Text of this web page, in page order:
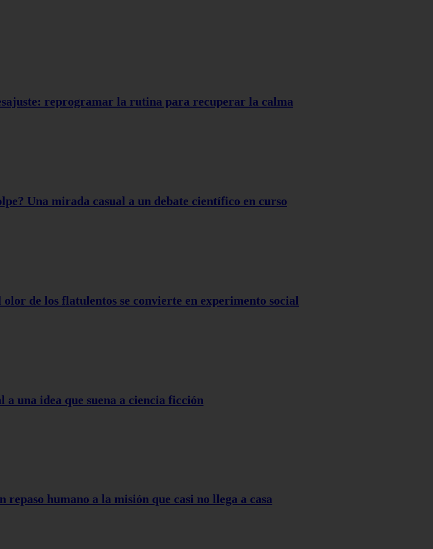
reprogramar la rutina para recuperar la calma
Una mirada casual a un debate científico en curso
de los flatulentos se convierte en experimento social
una idea que suena a ciencia ficción
humano a la misión que casi no llega a casa